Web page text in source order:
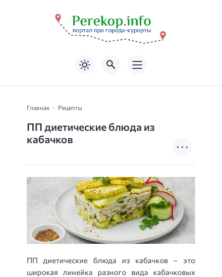
Главная Рецепты
ПП диетические блюда из
кабачков
ПП диетические блюда из кабачков – это
широкая линейка разного вида кабачковых